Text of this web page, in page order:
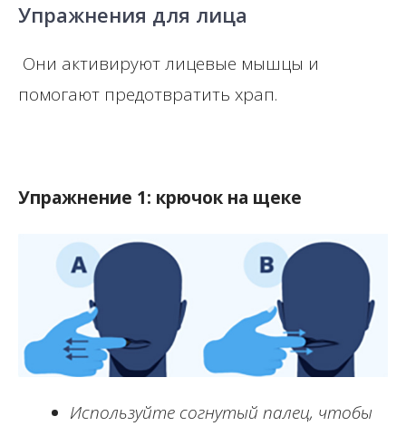
Упражнения для лица
Они активируют лицевые мышцы и
помогают предотвратить храп.
Упражнение 1: крючок на щеке
Используйте согнутый палец, чтобы